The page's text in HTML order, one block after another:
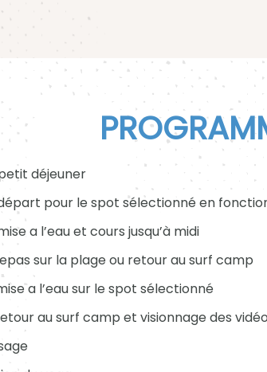
déjeuner
pour le spot sélectionné en
a l’eau et cours jusqu’à midi
sur la plage ou retour au surf camp
a l’eau sur le spot sélectionné
au surf camp et visionnage des